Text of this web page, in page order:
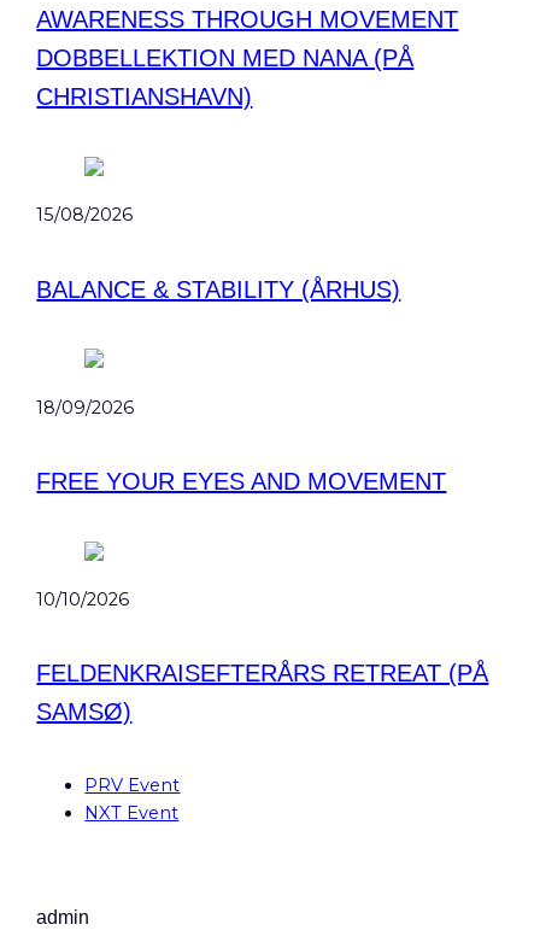
AWARENESS THROUGH MOVEMENT
DOBBELLEKTION MED NANA (PÅ
CHRISTIANSHAVN)
15/08/2026
BALANCE & STABILITY (ÅRHUS)
18/09/2026
FREE YOUR EYES AND MOVEMENT
10/10/2026
FELDENKRAISEFTERÅRS RETREAT (PÅ
SAMSØ)
PRV Event
NXT Event
admin